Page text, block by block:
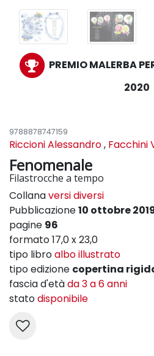
PREMIO MALERBA
2020
9788878747159
Riccioni Alessandro, Facchini
Fenomenale
Filastrocche a tempo
Collanaversi diversi
Pubblicazione10 ottobre
pagine 96
formato 17,0 x 23,0
tipo libroalbo illustrato
tipo edizione copertina
fascia d'etàda 3 a 6 anni
statodisponibile